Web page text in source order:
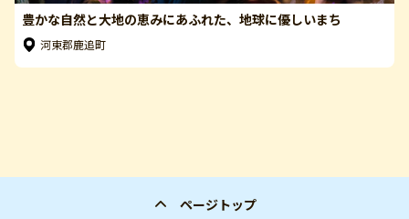
豊かな自然と大地の恵みにあふれた、地球に優しいまち
河東郡鹿追町
ページトップ